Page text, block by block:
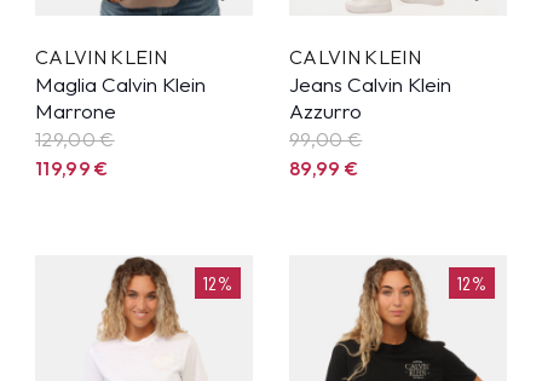
CALVIN KLEIN
Maglia Calvin Klein
Marrone
129,00 €
119,99€
CALVIN KLEIN
Jeans Calvin Klein
Azzurro
99,00 €
89,99€
12% 12%